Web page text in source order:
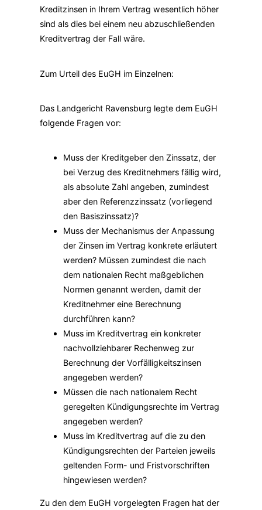
Kreditzinsen in Ihrem Vertrag wesentlich höher
sind als dies bei einem neu abzuschließenden
Kreditvertrag der Fall wäre.
Zum Urteil des EuGH im Einzelnen:
Das Landgericht Ravensburg legte dem EuGH
folgende Fragen vor:
Muss der Kreditgeber den Zinssatz, der
bei Verzug des Kreditnehmers fällig wird,
als absolute Zahl angeben, zumindest
aber den Referenzzinssatz (vorliegend
den Basiszinssatz)?
Muss der Mechanismus der Anpassung
der Zinsen im Vertrag konkrete erläutert
werden? Müssen zumindest die nach
dem nationalen Recht maßgeblichen
Normen genannt werden, damit der
Kreditnehmer eine Berechnung
durchführen kann?
Muss im Kreditvertrag ein konkreter
nachvollziehbarer Rechenweg zur
Berechnung der Vorfälligkeitszinsen
angegeben werden?
Müssen die nach nationalem Recht
geregelten Kündigungsrechte im Vertrag
angegeben werden?
Muss im Kreditvertrag auf die zu den
Kündigungsrechten der Parteien jeweils
geltenden Form- und Fristvorschriften
hingewiesen werden?
Zu den dem EuGH vorgelegten Fragen hat der